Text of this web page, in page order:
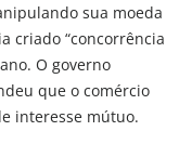
sua moeda
criado “concorrência
O governo
que o comércio
interesse mútuo.